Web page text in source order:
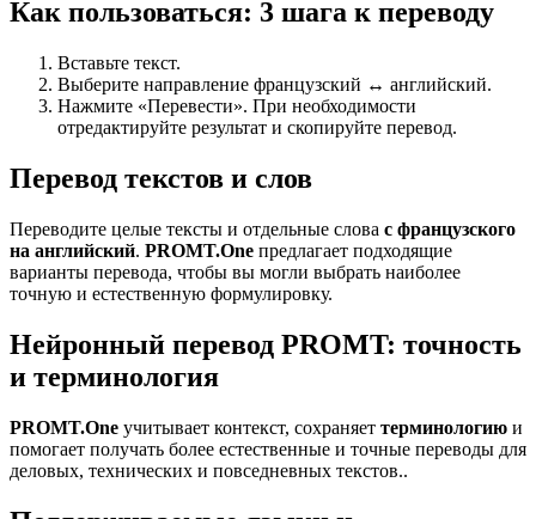
Как пользоваться: 3 шага к переводу
Вставьте текст.
Выберите направление французский ↔ английский.
Нажмите «Перевести». При необходимости
отредактируйте результат и скопируйте перевод.
Перевод текстов и слов
Переводите целые тексты и отдельные слова с французского
на английский. PROMT.One предлагает подходящие
варианты перевода, чтобы вы могли выбрать наиболее
точную и естественную формулировку.
Нейронный перевод PROMT: точность
и терминология
PROMT.One учитывает контекст, сохраняет терминологию и
помогает получать более естественные и точные переводы для
деловых, технических и повседневных текстов..